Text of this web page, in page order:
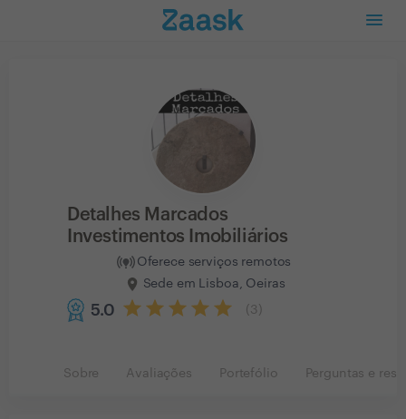
Detalhes Marcados
Investimentos Imobiliários
Oferece serviços remotos
Sede em Lisboa, Oeiras
5.0 3
Sobre Avaliações Portefólio Perguntas e